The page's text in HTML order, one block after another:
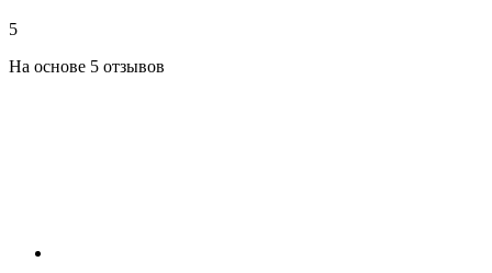
5
На основе 5 отзывов